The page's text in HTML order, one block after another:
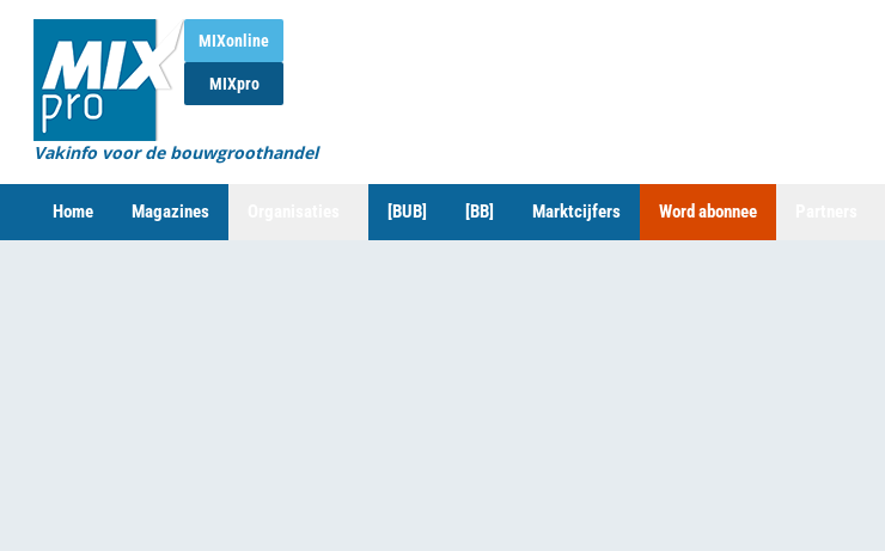
MIXonline
MIXpro
Vakinfo voor de bouwgroothandel
Home Magazines [BUB] [BB] Marktcijfers Word abonnee